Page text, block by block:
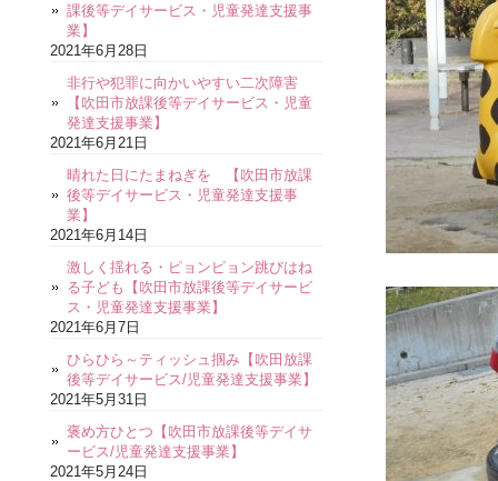
課後等デイサービス・児童発達支援事
業】
2021年6月28日
非行や犯罪に向かいやすい二次障害
【吹田市放課後等デイサービス・児童
発達支援事業】
2021年6月21日
晴れた日にたまねぎを 【吹田市放課
後等デイサービス・児童発達支援事
業】
2021年6月14日
激しく揺れる・ピョンピョン跳びはね
る子ども【吹田市放課後等デイサービ
ス・児童発達支援事業】
2021年6月7日
ひらひら～ティッシュ掴み【吹田放課
後等デイサービス/児童発達支援事業】
2021年5月31日
褒め方ひとつ【吹田市放課後等デイサ
ービス/児童発達支援事業】
2021年5月24日